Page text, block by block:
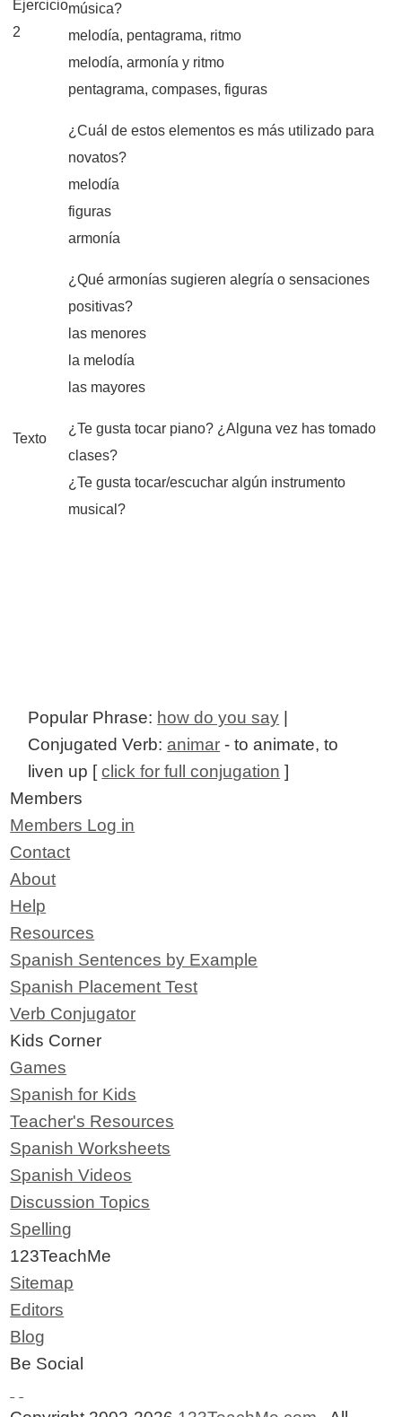
música?
melodía, pentagrama, ritmo
melodía, armonía y ritmo
pentagrama, compases, figuras
¿Cuál de estos elementos es más utilizado para
novatos?
melodía
figuras
armonía
¿Qué armonías sugieren alegría o sensaciones
positivas?
las menores
la melodía
las mayores
¿Te gusta tocar piano? ¿Alguna vez has tomado
clases?
¿Te gusta tocar/escuchar algún instrumento
musical?
Ejercicio
2
Texto
Popular Phrase: how do you say |
Conjugated Verb: animar - to animate, to
liven up [click for full conjugation ]
Members
Members Log in
Contact
About
Help
Resources
Spanish Sentences by Example
Spanish Placement Test
Verb Conjugator
Kids Corner
Games
Spanish for Kids
Teacher's Resources
Spanish Worksheets
Spanish Videos
Discussion Topics
Spelling
123TeachMe
Sitemap
Editors
Blog
Be Social